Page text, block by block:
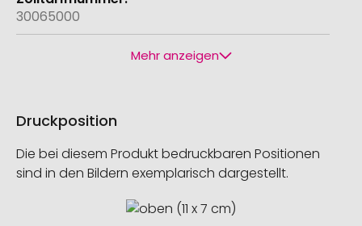
30065000
Mehr anzeigen
Druckposition
Die bei diesem Produkt bedruckbaren Positionen
sind in den Bildern exemplarisch dargestellt.